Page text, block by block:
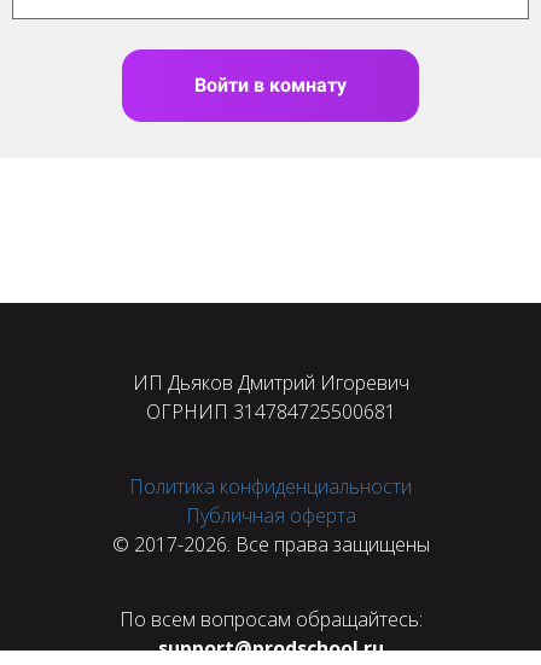
Войти в комнату
ИП Дьяков Дмитрий Игоревич
ОГРНИП 314784725500681
Политика конфиденциальности
Публичная оферта
© 2017-2026. Все права защищены
По всем вопросам обращайтесь:
support@prodschool.ru